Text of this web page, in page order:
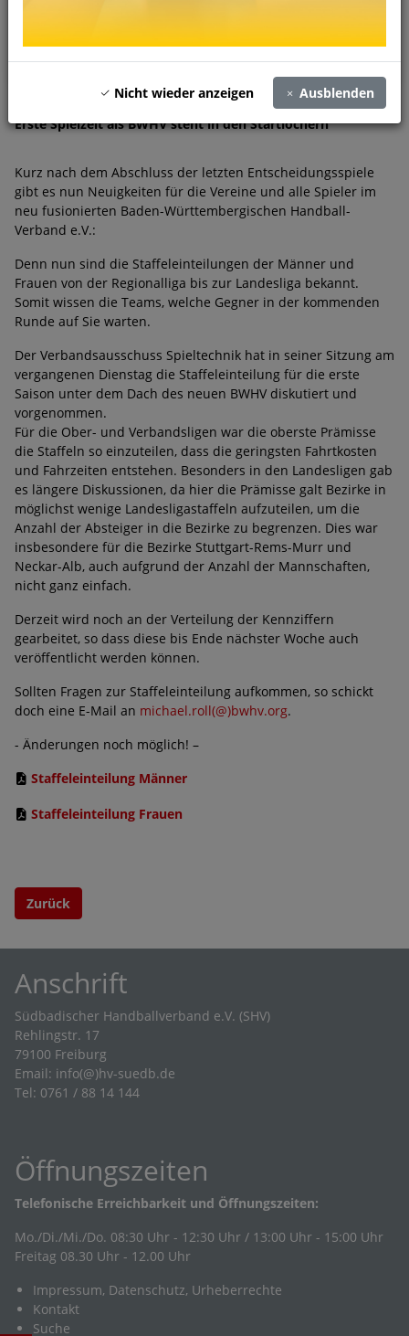
Erste Spielzeit als BWHV steht in den Startlöchern
Kurz nach dem Abschluss der letzten Entscheidungsspiele
gibt es nun Neuigkeiten für die Vereine und alle Spieler im
neu fusionierten Baden-Württembergischen Handball-
Verband e.V.:
Denn nun sind die Staffeleinteilungen der Männer und
Frauen von der Regionalliga bis zur Landesliga bekannt.
Somit wissen die Teams, welche Gegner in der kommenden
Runde auf Sie warten.
Der Verbandsausschuss Spieltechnik hat in seiner Sitzung am
vergangenen Dienstag die Staffeleinteilung für die erste
Saison unter dem Dach des neuen BWHV diskutiert und
vorgenommen.
Für die Ober- und Verbandsligen war die oberste Prämisse
die Staffeln so einzuteilen, dass die geringsten Fahrtkosten
und Fahrzeiten entstehen. Besonders in den Landesligen gab
es längere Diskussionen, da hier die Prämisse galt Bezirke in
möglichst wenige Landesligastaffeln aufzuteilen, um die
Anzahl der Absteiger in die Bezirke zu begrenzen. Dies war
insbesondere für die Bezirke Stuttgart-Rems-Murr und
Neckar-Alb, auch aufgrund der Anzahl der Mannschaften,
nicht ganz einfach.
Derzeit wird noch an der Verteilung der Kennziffern
gearbeitet, so dass diese bis Ende nächster Woche auch
veröffentlicht werden können.
Sollten Fragen zur Staffeleinteilung aufkommen, so schickt
doch eine E-Mail an michael.roll(@)bwhv.org.
- Änderungen noch möglich! –
Staffeleinteilung Männer
Staffeleinteilung Frauen
Zurück
Anschrift
Südbadischer Handballverband e.V. (SHV)
Rehlingstr. 17
79100 Freiburg
Email: info(@)hv-suedb.de
Tel: 0761 / 88 14 144
Öffnungszeiten
Telefonische Erreichbarkeit und Öffnungszeiten:
Mo./Di./Mi./Do. 08:30 Uhr - 12:30 Uhr / 13:00 Uhr - 15:00 Uhr
Freitag 08.30 Uhr - 12.00 Uhr
Impressum, Datenschutz, Urheberrechte
Kontakt
Suche
Nicht wieder anzeigen Ausblenden